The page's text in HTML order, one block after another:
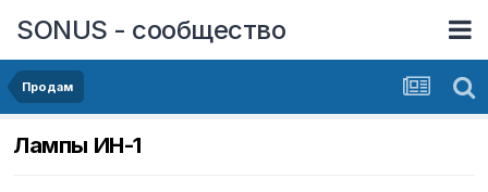
SONUS - сообщество
Продам
Лампы ИН-1